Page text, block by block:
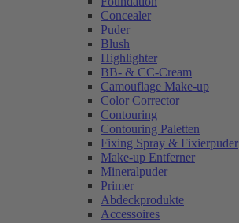
Concealer
Puder
Blush
Highlighter
BB- & CC-Cream
Camouflage Make-up
Color Corrector
Contouring
Contouring Paletten
Fixing Spray & Fixierpuder
Make-up Entferner
Mineralpuder
Primer
Abdeckprodukte
Accessoires